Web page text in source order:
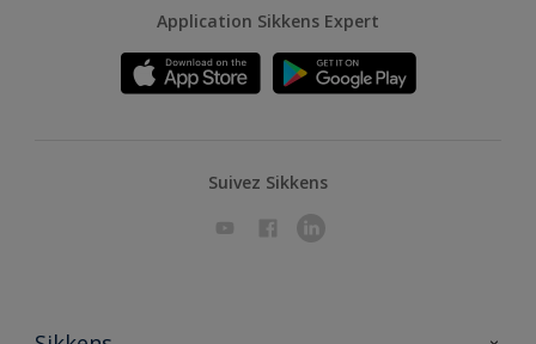
Application Sikkens Expert
Suivez Sikkens